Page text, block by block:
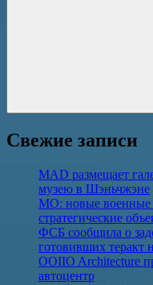
Свежие записи
MAD размещает
музею в Шэньчжэне
МО: новые военные
стратегические
ФСБ сообщила о
готовивших теракт
OOIIO Architecture
автоцентр